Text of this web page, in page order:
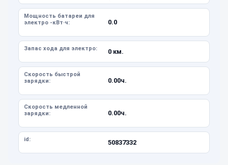
Мощность батареи для
электро -кВт·ч:
0.0
Запас хода для электро: 0 км.
Скорость быстрой
зарядки:
0.00ч.
Скорость медленной
зарядки:
0.00ч.
id: 50837332